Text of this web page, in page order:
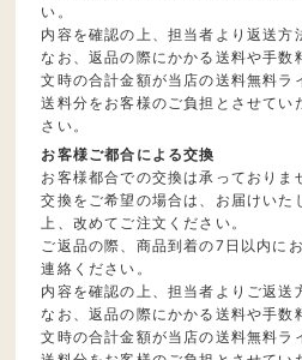
い。
内容を確認の上、担当者より返送方
なお、返品の際にかかる送料や手数
文時の合計金額が当店の送料無料ラ
送料分をお客様のご負担とさせてい
さい。
お客様ご都合による交換
お客様都合での交換は承っておりま
交換をご希望の場合は、お届けいた
上、改めてご注文ください。
ご返品の際、商品到着の7日以内に
連絡ください。
内容を確認の上、担当者よりご返送
なお、返品の際にかかる送料や手数
文時の合計金額が当店の送料無料ラ